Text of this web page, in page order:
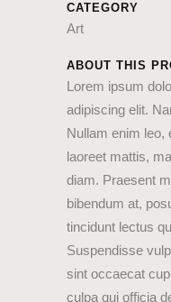
CATEGORY
Art
ABOUT THIS
Lorem ipsum
adipiscing elit.
Nullam enim leo,
laoreet mattis,
diam. Praesent
bibendum at,
tincidunt lectus
Suspendisse
sint occaecat
culpa qui officia